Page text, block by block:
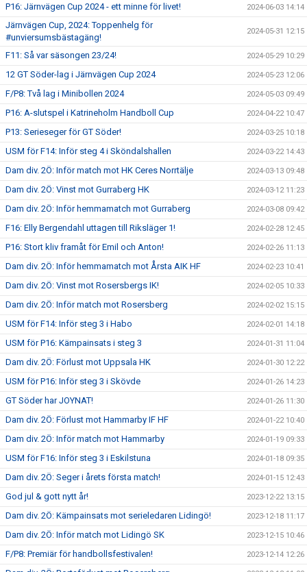
P16: Järnvägen Cup 2024 - ett minne för livet! 2024-06-03 14:14
Järnvägen Cup, 2024: Toppenhelg för
#unviersumsbästagäng!
2024-05-31 12:15
F11: Så var säsongen 23/24! 2024-05-29 10:29
12 GT Söder-lag i Järnvägen Cup 2024 2024-05-23 12:06
F/P8: Två lag i Minibollen 2024 2024-05-03 09:49
P16: A-slutspel i Katrineholm Handboll Cup 2024-04-22 10:47
P13: Serieseger för GT Söder! 2024-03-25 10:18
USM för F14: Inför steg 4 i Sköndalshallen 2024-03-22 14:43
Dam div. 2Ö: Inför match mot HK Ceres Norrtälje 2024-03-13 09:48
Dam div. 2Ö: Vinst mot Gurraberg HK 2024-03-12 11:23
Dam div. 2Ö: Inför hemmamatch mot Gurraberg 2024-03-08 09:42
F16: Elly Bergendahl uttagen till Riksläger 1! 2024-02-28 12:45
P16: Stort kliv framåt för Emil och Anton! 2024-02-26 11:13
Dam div. 2Ö: Inför hemmamatch mot Årsta AIK HF 2024-02-23 10:41
Dam div. 2Ö: Vinst mot Rosersbergs IK! 2024-02-05 10:33
Dam div. 2Ö: Inför match mot Rosersberg 2024-02-02 15:15
USM för F14: Inför steg 3 i Habo 2024-02-01 14:18
USM för P16: Kämpainsats i steg 3 2024-01-31 11:04
Dam div. 2Ö: Förlust mot Uppsala HK 2024-01-30 12:22
USM för P16: Inför steg 3 i Skövde 2024-01-26 14:23
GT Söder har JOYNAT! 2024-01-26 11:30
Dam div. 2Ö: Förlust mot Hammarby IF HF 2024-01-22 10:40
Dam div. 2Ö: Inför match mot Hammarby 2024-01-19 09:33
USM för F16: Inför steg 3 i Eskilstuna 2024-01-18 09:35
Dam div. 2Ö: Seger i årets första match! 2024-01-15 12:43
God jul & gott nytt år! 2023-12-22 13:15
Dam div. 2Ö: Kämpainsats mot serieledaren Lidingö! 2023-12-18 11:17
Dam div. 2Ö: Inför match mot Lidingö SK 2023-12-15 10:46
F/P8: Premiär för handbollsfestivalen! 2023-12-14 12:26